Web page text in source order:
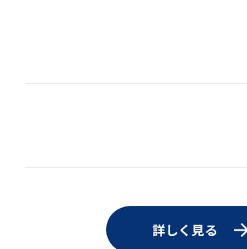
詳しく見る